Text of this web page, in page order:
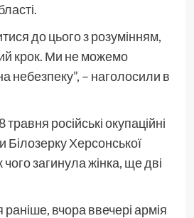
до цього з розумінням,
крок. Ми не можемо
небезпеку”, – наголосили в
російські окупаційні
Білозерку Херсонської
чого загинула жінка, ще дві
вчора ввечері армія